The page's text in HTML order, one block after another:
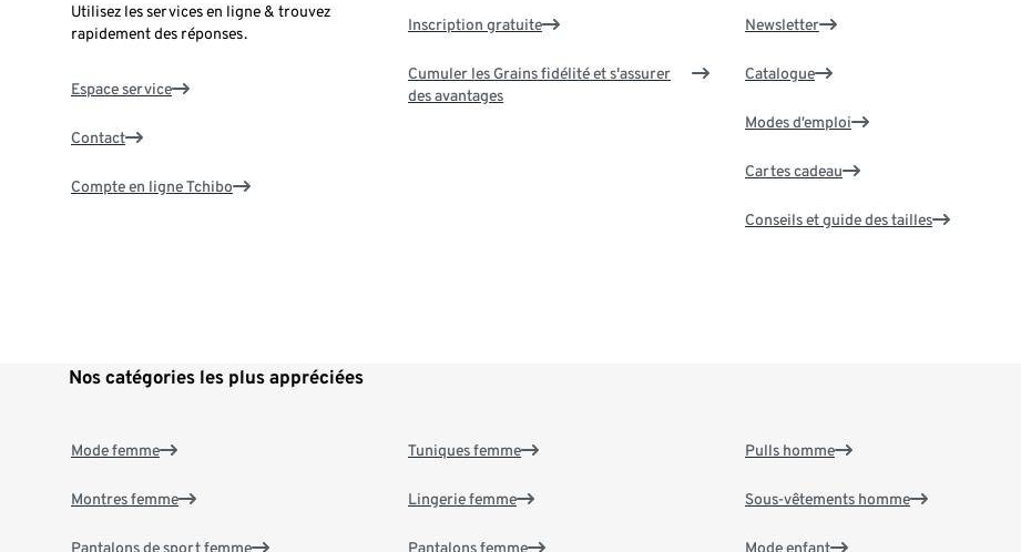
Utilisez les services en ligne & trouvez
rapidement des réponses.
Espace service
Contact
Compte en ligne Tchibo
Inscription gratuite
Cumuler les Grains fidélité et s'assurer
des avantages
Newsletter
Catalogue
Modes d’emploi
Cartes cadeau
Conseils et guide des tailles
Nos catégories les plus appréciées
Mode femme
Montres femme
Pantalons de sport femme
Tuniques femme
Lingerie femme
Pantalons femme
Pulls homme
Sous-vêtements homme
Mode enfant